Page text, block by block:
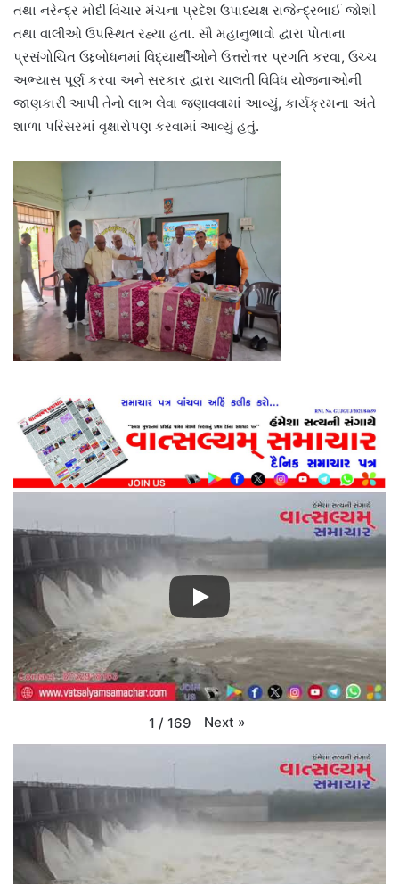
તથા નરેન્દ્ર મોદી વિચાર મંચના પ્રદેશ ઉપાધ્યક્ષ રાજેન્દ્રભાઈ જોશી
તથા વાલીઓ ઉપસ્થિત રહ્યા હતા. સૌ મહાનુભાવો દ્વારા પોતાના
પ્રસંગોચિત ઉદ્દબોધનમાં વિદ્યાર્થીઓને ઉત્તરોત્તર પ્રગતિ કરવા, ઉચ્ચ
અભ્યાસ પૂર્ણ કરવા અને સરકાર દ્વારા ચાલતી વિવિધ યોજનાઓની
જાણકારી આપી તેનો લાભ લેવા જણાવવામાં આવ્યું, કાર્યક્રમના અંતે
શાળા પરિસરમાં વૃક્ષારોપણ કરવામાં આવ્યું હતું.
1 / 169 Next »